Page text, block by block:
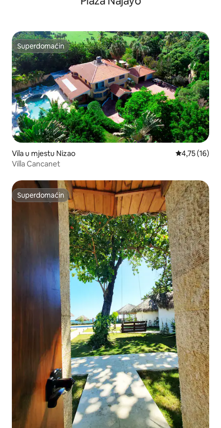
Superdomaćin
Superdomaćin
Vila u mjestu Nizao Prosječna
4,75 (16)
Villa Cancanet
Superdomaćin
Superdomaćin